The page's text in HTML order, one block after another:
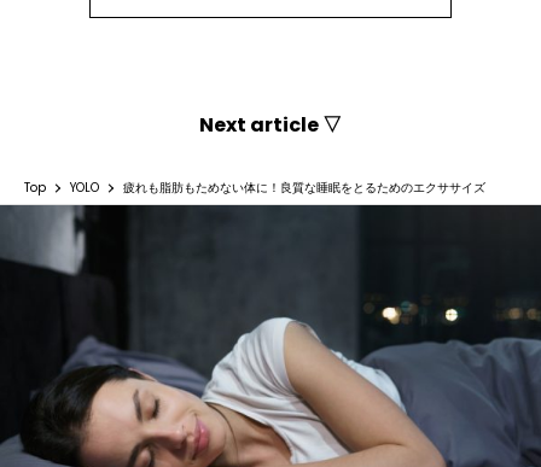
Next article ▽
Top YOLO 疲れも脂肪もためない体に！良質な睡眠をとるためのエクササイズ